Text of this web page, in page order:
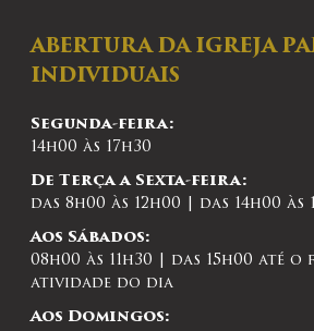
ABERTURA DA IGREJA
INDIVIDUAIS
Segunda-feira:
14h00 às 17h30
De Terça a Sexta-feira:
das 8h00 às 12h00 | das 14h00 às
Aos Sábados:
08h00 às 11h30 | das 15h00 até
atividade do dia
Aos Domingos: